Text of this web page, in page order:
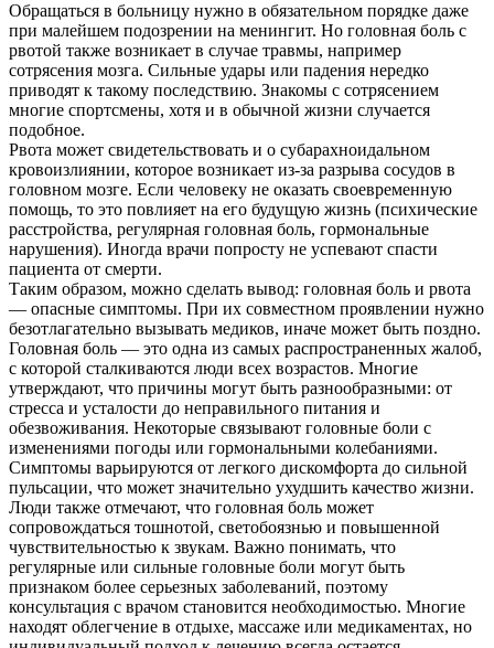
Обращаться в больницу нужно в обязательном порядке даже
при малейшем подозрении на менингит. Но головная боль с
рвотой также возникает в случае травмы, например
сотрясения мозга. Сильные удары или падения нередко
приводят к такому последствию. Знакомы с сотрясением
многие спортсмены, хотя и в обычной жизни случается
подобное.
Рвота может свидетельствовать и о субарахноидальном
кровоизлиянии, которое возникает из-за разрыва сосудов в
головном мозге. Если человеку не оказать своевременную
помощь, то это повлияет на его будущую жизнь (психические
расстройства, регулярная головная боль, гормональные
нарушения). Иногда врачи попросту не успевают спасти
пациента от смерти.
Таким образом, можно сделать вывод: головная боль и рвота
― опасные симптомы. При их совместном проявлении нужно
безотлагательно вызывать медиков, иначе может быть поздно.
Головная боль — это одна из самых распространенных жалоб,
с которой сталкиваются люди всех возрастов. Многие
утверждают, что причины могут быть разнообразными: от
стресса и усталости до неправильного питания и
обезвоживания. Некоторые связывают головные боли с
изменениями погоды или гормональными колебаниями.
Симптомы варьируются от легкого дискомфорта до сильной
пульсации, что может значительно ухудшить качество жизни.
Люди также отмечают, что головная боль может
сопровождаться тошнотой, светобоязнью и повышенной
чувствительностью к звукам. Важно понимать, что
регулярные или сильные головные боли могут быть
признаком более серьезных заболеваний, поэтому
консультация с врачом становится необходимостью. Многие
находят облегчение в отдыхе, массаже или медикаментах, но